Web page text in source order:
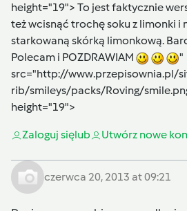
height="19"> To jest faktycznie
też wcisnąć trochę soku z limonki i
starkowaną skórką limonkową.
Polecam i POZDRAWIAM
"
src="http://www.przepisownia.pl/
rib/smileys/packs/Roving/
height="19">
Zaloguj sięlub Utwórz nowe
czerwca 20, 2013 at 09:21